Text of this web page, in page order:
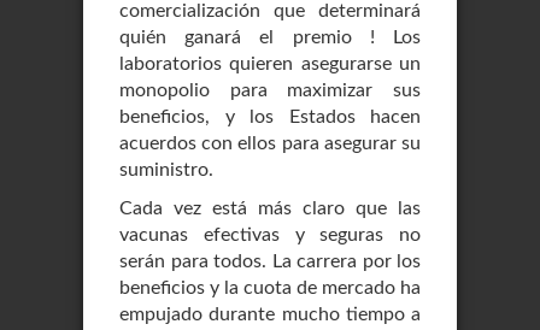
comercialización que determinará
quién ganará el premio ! Los
laboratorios quieren asegurarse un
monopolio para maximizar sus
beneficios, y los Estados hacen
acuerdos con ellos para asegurar su
suministro.
Cada vez está más claro que las
vacunas efectivas y seguras no
serán para todos. La carrera por los
beneficios y la cuota de mercado ha
empujado durante mucho tiempo a